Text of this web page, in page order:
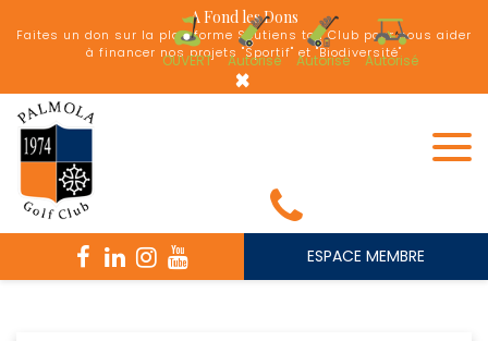
A Fond les Dons
Faites un don sur la plateforme Soutiens ton Club pour nous aider
à financer nos projets "Sportif" et "Biodiversité"
×
OUVERT Autorisé Autorisé Autorisé
ESPACE MEMBRE
Panneau de gestion des cookies